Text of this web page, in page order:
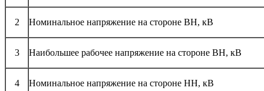
2 Номинальное напряжение на стороне ВН, кВ
3 Наибольшее рабочее напряжение на стороне ВН, кВ
4 Номинальное напряжение на стороне НН, кВ